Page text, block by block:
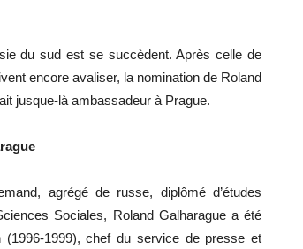
du sud est se succèdent. Après celle de
encore avaliser, la nomination de Roland
jusque-là ambassadeur à Prague.
agrégé de russe, diplômé d’études
Sociales, Roland Galharague a été
(1996-1999), chef du service de presse et